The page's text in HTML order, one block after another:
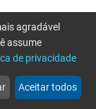
more_horiz
Mais
agradável
assume
de privacidade
Aceitar todos